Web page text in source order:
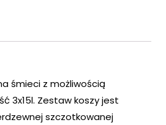
śmieci z możliwością
3x15l. Zestaw koszy jest
szczotkowanej